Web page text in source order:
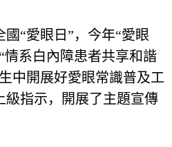
“愛眼日”，今年“愛眼
情系白內障患者共享和諧
中開展好愛眼常識普及工
級指示，開展了主題宣傳